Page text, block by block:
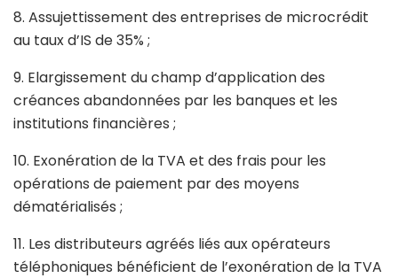
8. Assujettissement des entreprises de microcrédit
au taux d’IS de 35% ;
9. Elargissement du champ d’application des
créances abandonnées par les banques et les
institutions financières ;
10. Exonération de la TVA et des frais pour les
opérations de paiement par des moyens
dématérialisés ;
11. Les distributeurs agréés liés aux opérateurs
téléphoniques bénéficient de l’exonération de la TVA